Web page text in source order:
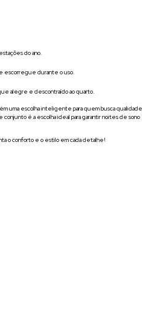
do ano.
escorregue durante o uso.
alegre e descontraído ao quarto.
uma escolha inteligente para quem busca qualidade
é a escolha ideal para garantir noites de sono
o conforto e o estilo em cada detalhe!